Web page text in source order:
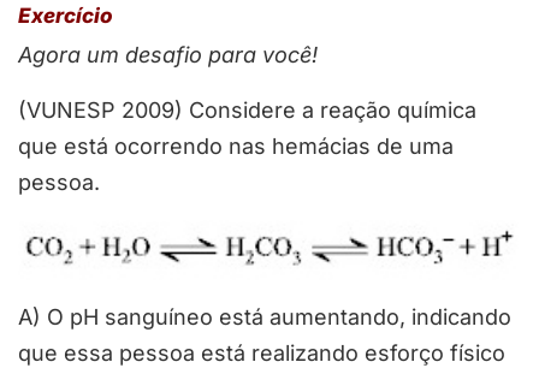
Exercício
Agora um desafio para você!
(VUNESP 2009) Considere a reação química
que está ocorrendo nas hemácias de uma
pessoa.
A) O pH sanguíneo está aumentando, indicando
que essa pessoa está realizando esforço físico